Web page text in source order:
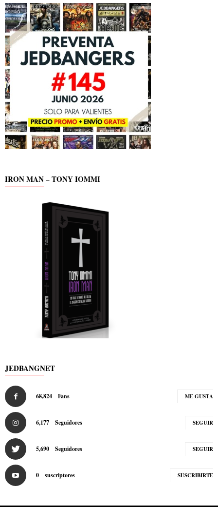
IRON MAN – TONY IOMMI
JEDBANGNET
68,824 Fans ME GUSTA
6,177 Seguidores SEGUIR
5,690 Seguidores SEGUIR
0 suscriptores SUSCRIBIRTE